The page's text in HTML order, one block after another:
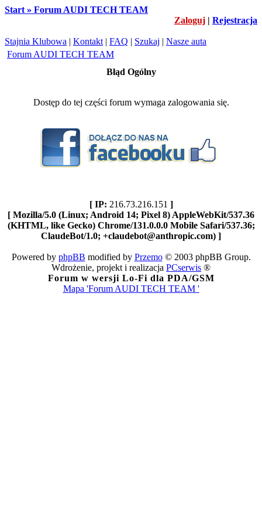
Start » Forum AUDI TECH TEAM
Zaloguj | Rejestracja
Stajnia Klubowa | Kontakt | FAQ | Szukaj | Nasze auta
Forum AUDI TECH TEAM
Błąd Ogólny
Dostęp do tej części forum wymaga zalogowania się.
[ IP: 216.73.216.151 ]
[ Mozilla/5.0 (Linux; Android 14; Pixel 8) AppleWebKit/537.36
(KHTML, like Gecko) Chrome/131.0.0.0 Mobile Safari/537.36;
ClaudeBot/1.0; +claudebot@anthropic.com) ]
Powered by phpBB modified by Przemo© 2003 phpBB Group.
Wdrożenie, projekt i realizacja PCserwis ®
Forum w wersji Lo-Fi dla PDA/GSM
Mapa 'Forum AUDI TECH TEAM '